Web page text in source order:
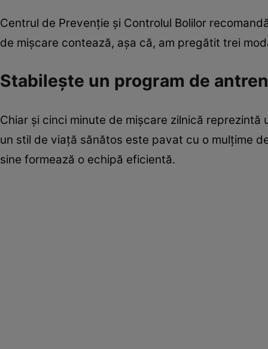
Centrul de Prevenţie şi Controlul Bolilor
de mişcare contează, aşa că, am pregătit trei
Stabileşte un program de
Chiar şi cinci minute de mişcare zilnică
un stil de viaţă sănătos este pavat cu o mulţime
sine formează o echipă eficientă.